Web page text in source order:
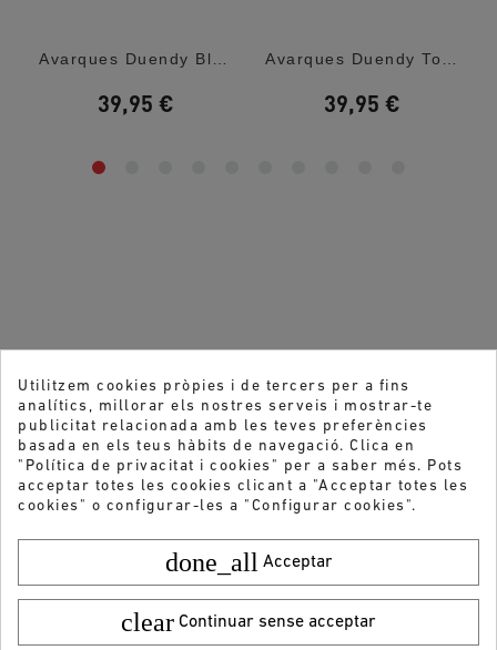
Avarques Duendy Blau Marí De Pell Amb Sola...
39,95 €
Avarques Duendy Torrada De Pell Amb Sola...
39,95 €
Utilitzem cookies pròpies i de tercers per a fins
analítics, millorar els nostres serveis i mostrar-te
publicitat relacionada amb les teves preferències
basada en els teus hàbits de navegació. Clica en
"Política de privacitat i cookies" per a saber més. Pots
acceptar totes les cookies clicant a "Acceptar totes les
cookies" o configurar-les a "Configurar cookies".
done_all Acceptar
clear Continuar sense acceptar